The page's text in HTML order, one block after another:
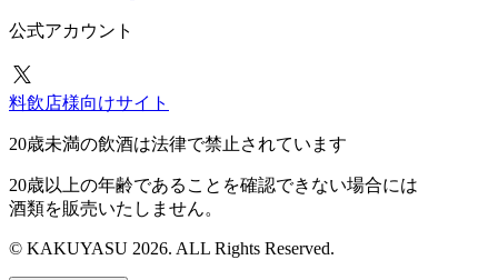
公式アカウント
料飲店様向けサイト
20歳未満の飲酒は法律で禁止されています
20歳以上の年齢であることを確認できない場合には
酒類を販売いたしません。
© KAKUYASU 2026. ALL Rights Reserved.